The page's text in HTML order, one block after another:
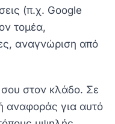
(π.χ. Google
τομέα,
αναγνώριση από
στον κλάδο. Σε
αναφοράς για αυτό